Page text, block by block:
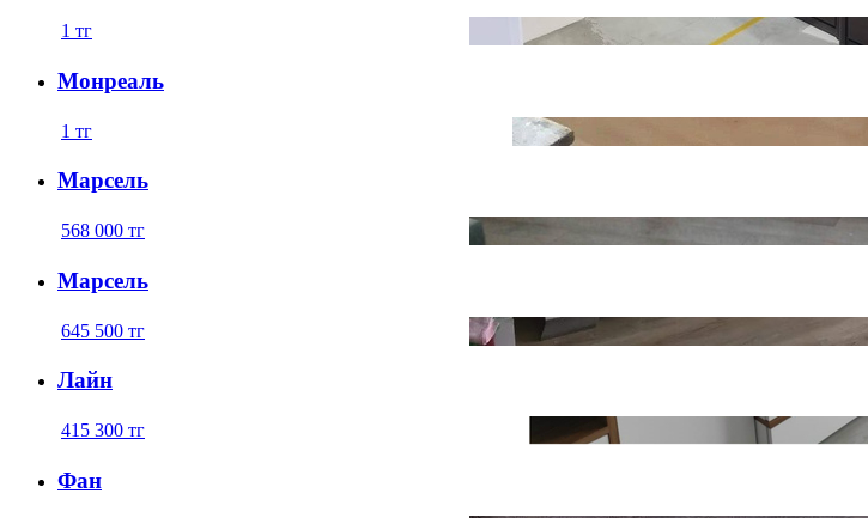
1 тг
Монреаль
1 тг
Марсель
568 000 тг
Марсель
645 500 тг
Лайн
415 300 тг
Фан